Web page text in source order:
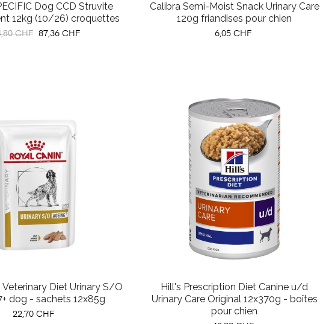
Dog CCD Struvite
12kg (10/26) croquettes
CHF Prix
87,36 CHF
Calibra Semi-Moist Snack Urinary Care
120g friandises pour chien
Prix
6,05 CHF
Veterinary Diet Urinary S/O
dog - sachets 12x85g
Prix
22,70 CHF
Hill's Prescription Diet Canine u/d
Urinary Care Original 12x370g - boîtes
pour chien